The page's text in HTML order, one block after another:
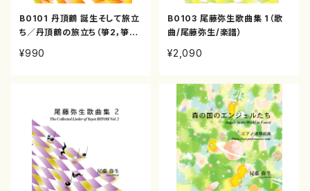
B0101 丹頂鶴 誕生そして旅立
ち／丹頂鶴の旅立ち（箏2，箏3/
¥990
B0103 尾藤弥生歌曲集 1（歌
曲/尾藤弥生/楽譜）
¥2,090